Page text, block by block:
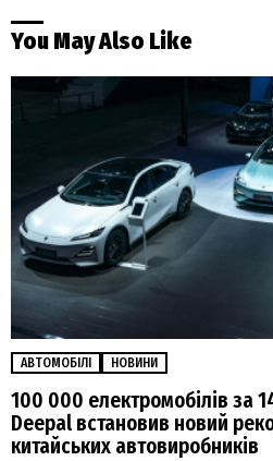
You May Also Like
АВТОМОБІЛІ НОВИНИ
100 000 електромобілів за
Deepal встановив новий
китайських автовиробників